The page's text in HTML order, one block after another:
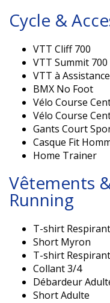
Cycle &
VTT Cliff 700
VTT Summit 700
VTT à
BMX No Foot
Vélo Course
Vélo Course
Gants Court
Casque Fit
Home Trainer
Vêtements
Running
T-shirt
Short Myron
T-shirt
Collant 3/4
Débardeur
Short Adulte